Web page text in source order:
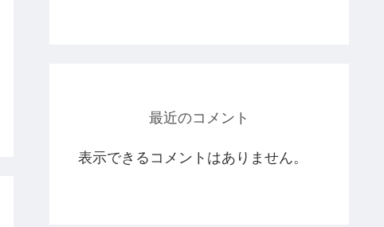
最近のコメント
表示できるコメントはありません。